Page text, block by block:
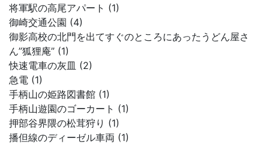
将軍駅の高尾アパート (1)
御崎交通公園 (4)
御影高校の北門を出てすぐのところにあったうどん屋さ
ん”狐狸庵” (1)
快速電車の灰皿 (2)
急電 (1)
手柄山の姫路図書館 (1)
手柄山遊園のゴーカート (1)
押部谷界隈の松茸狩り (1)
播但線のディーゼル車両 (1)